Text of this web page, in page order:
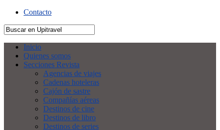
Contacto
Inicio
Quienes somos
Secciones Revista
Agencias de viajes
Cadenas hoteleras
Cajón de sastre
Compañías aéreas
Destinos de cine
Destinos de libro
Destinos de series